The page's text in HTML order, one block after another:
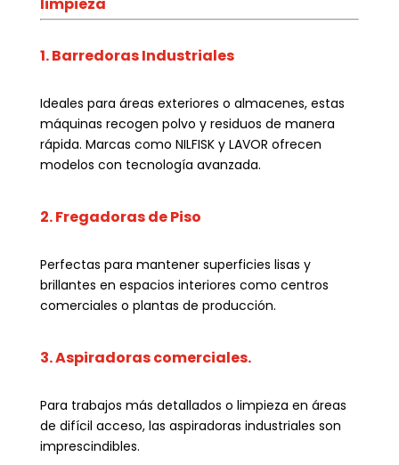
1. Barredoras Industriales
Ideales para áreas exteriores o almacenes, estas
máquinas recogen polvo y residuos de manera
rápida. Marcas como NILFISK y LAVOR ofrecen
modelos con tecnología avanzada.
2. Fregadoras de Piso
Perfectas para mantener superficies lisas y
brillantes en espacios interiores como centros
comerciales o plantas de producción.
3. Aspiradoras comerciales.
Para trabajos más detallados o limpieza en áreas
de difícil acceso, las aspiradoras industriales son
imprescindibles.